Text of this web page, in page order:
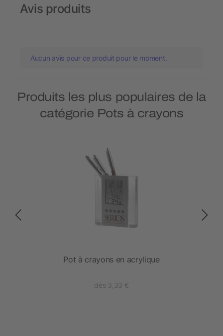
Avis produits
Aucun avis pour ce produit pour le moment.
Produits les plus populaires de la
catégorie Pots à crayons
Pot à crayons en acrylique
dès 3,33 €